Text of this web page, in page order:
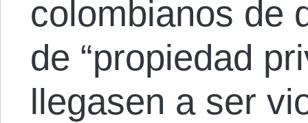
colombianos de
de “propiedad
llegasen a ser